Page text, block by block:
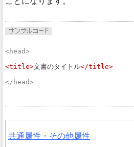
<head>
<title>文書のタイトル</title>
</head>
共通属性・その他属性